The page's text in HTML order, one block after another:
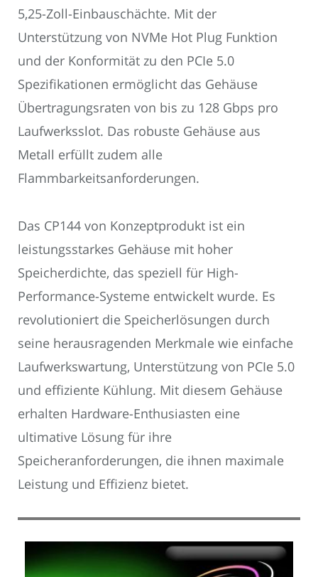
5,25-Zoll-Einbauschächte. Mit der
Unterstützung von NVMe Hot Plug Funktion
und der Konformität zu den PCIe 5.0
Spezifikationen ermöglicht das Gehäuse
Übertragungsraten von bis zu 128 Gbps pro
Laufwerksslot. Das robuste Gehäuse aus
Metall erfüllt zudem alle
Flammbarkeitsanforderungen.
Das CP144 von Konzeptprodukt ist ein
leistungsstarkes Gehäuse mit hoher
Speicherdichte, das speziell für High-
Performance-Systeme entwickelt wurde. Es
revolutioniert die Speicherlösungen durch
seine herausragenden Merkmale wie einfache
Laufwerkswartung, Unterstützung von PCIe 5.0
und effiziente Kühlung. Mit diesem Gehäuse
erhalten Hardware-Enthusiasten eine
ultimative Lösung für ihre
Speicheranforderungen, die ihnen maximale
Leistung und Effizienz bietet.